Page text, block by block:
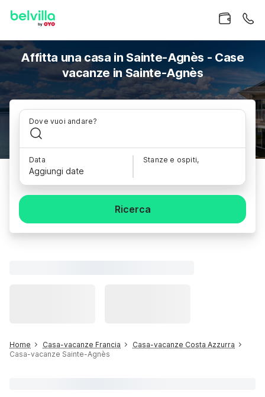
Affitta una casa in Sainte-Agnès - Case
vacanze in Sainte-Agnès
Dove vuoi andare?
Data
Aggiungi date
Stanze e ospiti,
Ricerca
Home Casa-vacanze Francia
Casa-vacanze Costa Azzurra
Casa-vacanze Sainte-Agnès